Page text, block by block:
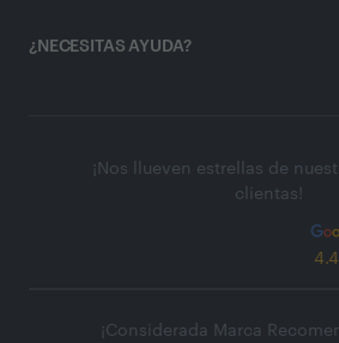
¿NECESITAS AYUDA?
¡Nos llueven estrellas de
clientas!
4.4
¡Considerada Marca